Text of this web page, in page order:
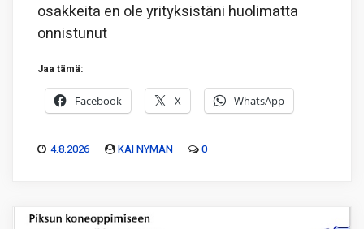
osakkeita en ole yrityksistäni huolimatta
onnistunut
Jaa tämä:
Facebook X WhatsApp
4.8.2026 KAI NYMAN 0